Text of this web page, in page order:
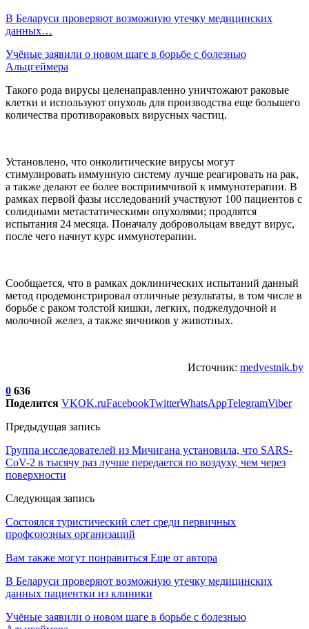
В Беларуси проверяют возможную утечку медицинских
данных…
Учёные заявили о новом шаге в борьбе с болезнью
Альцгеймера
Такого рода вирусы целенаправленно уничтожают раковые
клетки и используют опухоль для производства еще большего
количества противораковых вирусных частиц.
Установлено, что онколитические вирусы могут
стимулировать иммунную систему лучше реагировать на рак,
а также делают ее более восприимчивой к иммунотерапии. В
рамках первой фазы исследований участвуют 100 пациентов с
солидными метастатическими опухолями; продлятся
испытания 24 месяца. Поначалу добровольцам введут вирус,
после чего начнут курс иммунотерапии.
Сообщается, что в рамках доклинических испытаний данный
метод продемонстрировал отличные результаты, в том числе в
борьбе с раком толстой кишки, легких, поджелудочной и
молочной желез, а также яичников у животных.
Источник: medvestnik.by
0 636
Поделится VKOK.ruFacebookTwitterWhatsAppTelegramViber
Предыдущая запись
Группа исследователей из Мичигана установила, что SARS-
CoV-2 в тысячу раз лучше передается по воздуху, чем через
поверхности
Следующая запись
Состоялся туристический слет среди первичных
профсоюзных организаций
Вам также могут понравиться Еще от автора
В Беларуси проверяют возможную утечку медицинских
данных пациентки из клиники
Учёные заявили о новом шаге в борьбе с болезнью